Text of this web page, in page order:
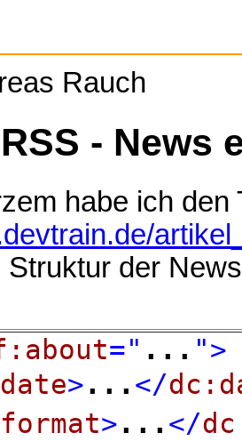
Rauch
RSS - News
habe ich
Struktur der
=" ... ">
>... </
>... </